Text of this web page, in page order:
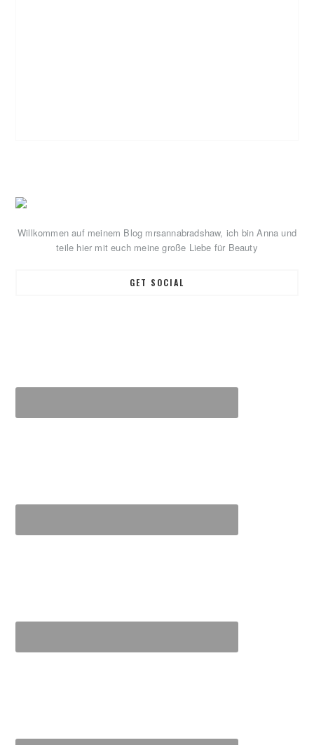
Primary
Sidebar
Willkommen auf meinem Blog mrsannabradshaw, ich bin Anna und
teile hier mit euch meine große Liebe für Beauty
GET SOCIAL